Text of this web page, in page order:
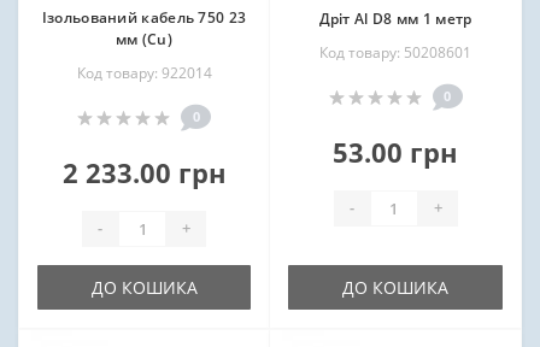
Ізольований кабель 750 23
мм (Cu)
Код товару: 922014
0
2 233.00 грн
- +
ДО КОШИКА
Дріт Al D8 мм 1 метр
Код товару: 50208601
0
53.00 грн
- +
ДО КОШИКА